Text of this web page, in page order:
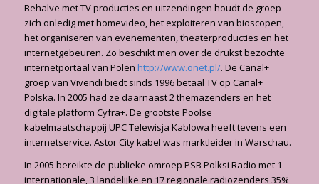
Behalve met TV producties en uitzendingen houdt de groep
zich onledig met homevideo, het exploiteren van bioscopen,
het organiseren van evenementen, theaterproducties en het
internetgebeuren. Zo beschikt men over de drukst bezochte
internetportaal van Polen http://www.onet.pl/. De Canal+
groep van Vivendi biedt sinds 1996 betaal TV op Canal+
Polska. In 2005 had ze daarnaast 2 themazenders en het
digitale platform Cyfra+. De grootste Poolse
kabelmaatschappij UPC Telewisja Kablowa heeft tevens een
internetservice. Astor City kabel was marktleider in Warschau.
In 2005 bereikte de publieke omroep PSB Polksi Radio met 1
internationale, 3 landelijke en 17 regionale radiozenders 35%